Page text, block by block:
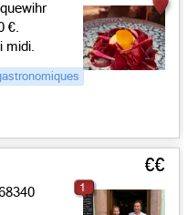
€.
midi.
€€
1